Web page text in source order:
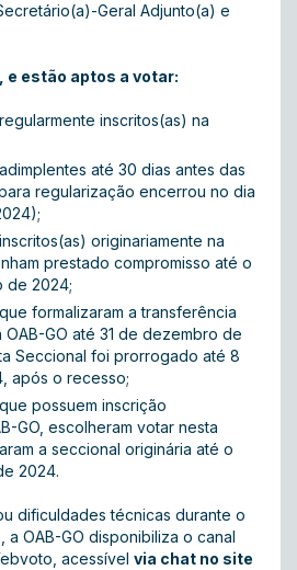
Geral Adjunto(a) e
e estão aptos a votar:
inscritos(as) na
até 30 dias antes das
regularização encerrou no dia
originariamente na
prestado compromisso até o
de 2024;
formalizaram a transferência
GO até 31 de dezembro de
Seccional foi prorrogado até 8
após o recesso;
possuem inscrição
GO, escolheram votar nesta
a seccional originária até o
2024.
dificuldades técnicas durante o
OAB-GO disponibiliza o canal
acessível via chat no site